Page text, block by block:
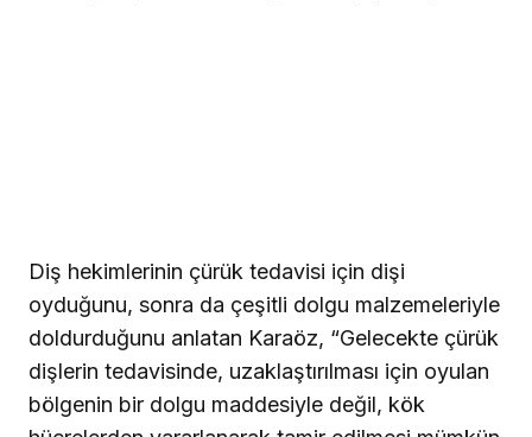
Diş hekimlerinin çürük tedavisi için dişi
oyduğunu, sonra da çeşitli dolgu malzemeleriyle
doldurduğunu anlatan Karaöz, “Gelecekte çürük
dişlerin tedavisinde, uzaklaştırılması için oyulan
bölgenin bir dolgu maddesiyle değil, kök